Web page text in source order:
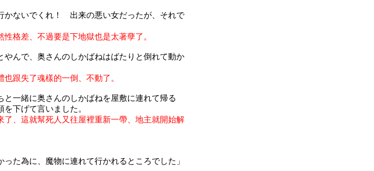
かないでくれ！ 出来の悪い女だったが、それで
格差、不過要是下地獄也是太著孽了。
んで、奥さんのしかばねはばたりと倒れて動か
跟失了魂樣的一倒、不動了。
と一緒に奥さんのしかばねを屋敷に連れて帰る
下げて言いました。
、這就幫死人又往屋裡重新一帶、地主就開始解
た為に、魔物に連れて行かれるところでした」